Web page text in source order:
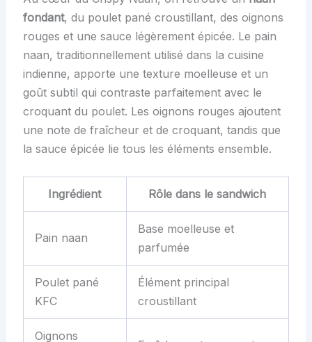
fondant, du poulet pané croustillant, des oignons
rouges et une sauce légèrement épicée. Le pain
naan, traditionnellement utilisé dans la cuisine
indienne, apporte une texture moelleuse et un
goût subtil qui contraste parfaitement avec le
croquant du poulet. Les oignons rouges ajoutent
une note de fraîcheur et de croquant, tandis que
la sauce épicée lie tous les éléments ensemble.
Ingrédient Rôle dans le sandwich
Pain naan
Base moelleuse et
parfumée
Poulet pané
KFC
Élément principal
croustillant
Oignons